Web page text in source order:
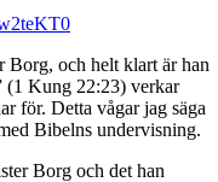
Borg, och helt klart är han
(1 Kung 22:23) verkar
för. Detta vågar jag säga
Bibelns undervisning.
Borg och det han